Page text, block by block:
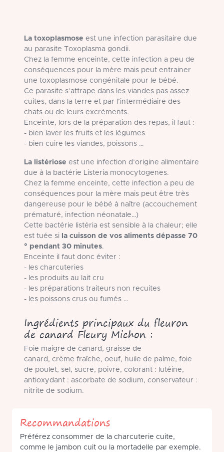
La toxoplasmose est une infection parasitaire due
au parasite Toxoplasma gondii.
Chez la femme enceinte, cette infection a peu de
conséquences pour la mère mais peut entrainer
une toxoplasmose congénitale pour le bébé.
Ce parasite s’attrape dans les viandes pas assez
cuites, dans la terre et par l’intermédiaire des
chats ou de leurs excréments.
Enceinte, lors de la préparation des repas, il faut :
- bien laver les fruits et les légumes
- bien cuire les viandes, poissons …
La listériose est une infection d’origine alimentaire
due à la bactérie Listeria monocytogenes.
Chez la femme enceinte, cette infection a peu de
conséquences pour la mère mais peut être très
dangereuse pour le bébé à naître (accouchement
prématuré, infection néonatale…)
Cette bactérie listéria est sensible à la chaleur; elle
est tuée si
la cuisson de vos aliments dépasse 70
° pendant 30 minutes.
Enceinte il faut donc éviter :
- les charcuteries
- les produits au lait cru
- les préparations traiteurs non recuites
- les poissons crus ou fumés …
Ingrédients principaux du fleuron
de canard Fleury Michon :
Foie maigre de canard, graisse de
canard, crème fraîche, oeuf, huile de palme, foie
de poulet, sel, sucre, poivre, colorant : lutéine,
antioxydant : ascorbate de sodium, conservateur :
nitrite de sodium.
Recommandations
Préférez consommer de la charcuterie cuite,
comme le jambon cuit ou la mortadelle par exemple.